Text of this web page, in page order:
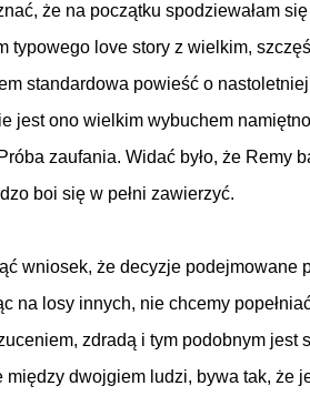
że na początku spodziewałam
typowego love story z wielkim,
standardowa powieść o
jest ono wielkim wybuchem
zaufania. Widać było, że Remy
boi się w pełni zawierzyć.
wniosek, że decyzje podejmowane
na losy innych, nie chcemy
zdradą i tym podobnym
dwojgiem ludzi, bywa tak, że